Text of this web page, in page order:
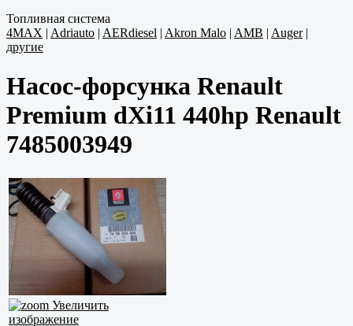
Топливная система
4MAX | Adriauto | AERdiesel | Akron Malo | AMB | Auger|
другие
Насос-форсунка Renault
Premium dXi11 440hp Renault
7485003949
Увеличить
изображение